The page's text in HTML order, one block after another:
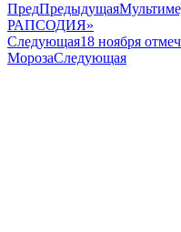
ПредПредыдущая
РАПСОДИЯ»
Следующая18 ноября
МорозаСледующая